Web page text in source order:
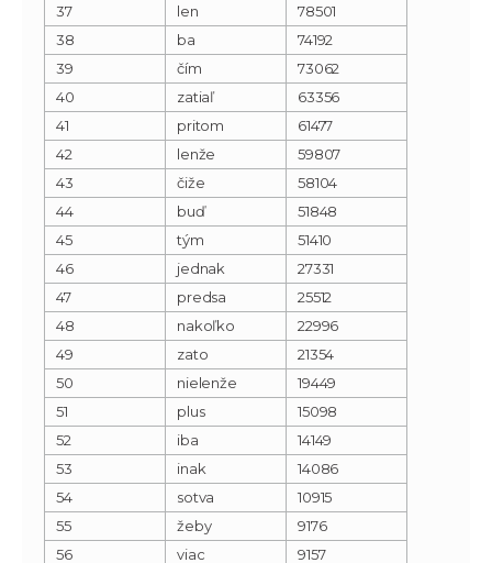
37
len
78501
38
ba
74192
39
čím
73062
40
zatiaľ
63356
41
pritom
61477
42
lenže
59807
43
čiže
58104
44
buď
51848
45
tým
51410
46
jednak
27331
47
predsa
25512
48
nakoľko
22996
49
zato
21354
50
nielenže
19449
51
plus
15098
52
iba
14149
53
inak
14086
54
sotva
10915
55
žeby
9176
56
viac 9157